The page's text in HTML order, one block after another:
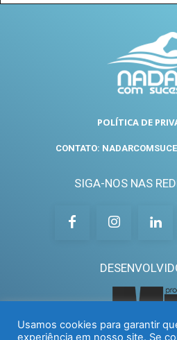
POLÍTICA DE
CONTATO:
SIGA-NOS NAS
Usamos cookies para garantir
experiência em nosso site. Se